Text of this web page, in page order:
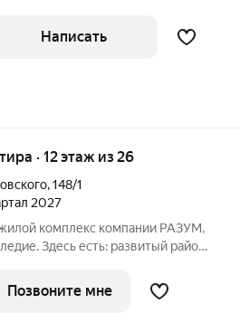
Написать
· 12 этаж из 26
,148/1
2027
Здесь есть: развитый район,
границах ул. Звездной и Николая
Позвоните мне